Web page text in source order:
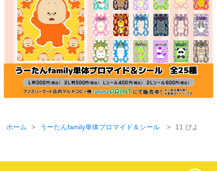
ホーム うーたんfamily単体ブロマイド＆シール 11 ぴよ